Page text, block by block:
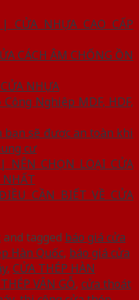
CỬA NHỰA CAO CẤP
CÁCH ÂM CHỐNG ỒN
NHỰA
Nghiệp MDF, HDF,
bạn sẽ được an toàn khi
cư
NÊN CHỌN LOẠI CỬA
NHẤT
CẦN BIẾT VỀ CỬA
and tagged báo giá cửa
Hàn Quốc, báo giá cửa
, CỬA THÉP HÀN
VÂN GỖ, cửa thoát